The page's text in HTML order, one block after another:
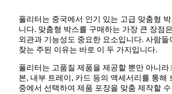
풀리터는 중국에서 인기 있는 고급 맞춤형
니다. 맞춤형 박스를 구매하는 가장 큰 장점
외관과 기능성도 중요한 요소입니다. 사람
찾는 주된 이유는 바로 이 두 가지입니다.
풀리터는 고품질 제품을 제공할 뿐만 아니라
본, 내부 트레이, 카드 등의 액세서리를 통해
중에서 선택하여 제품 포장을 맞춤 제작할